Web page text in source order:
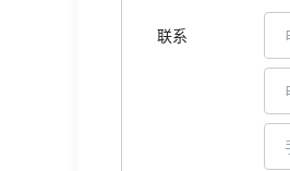
联系